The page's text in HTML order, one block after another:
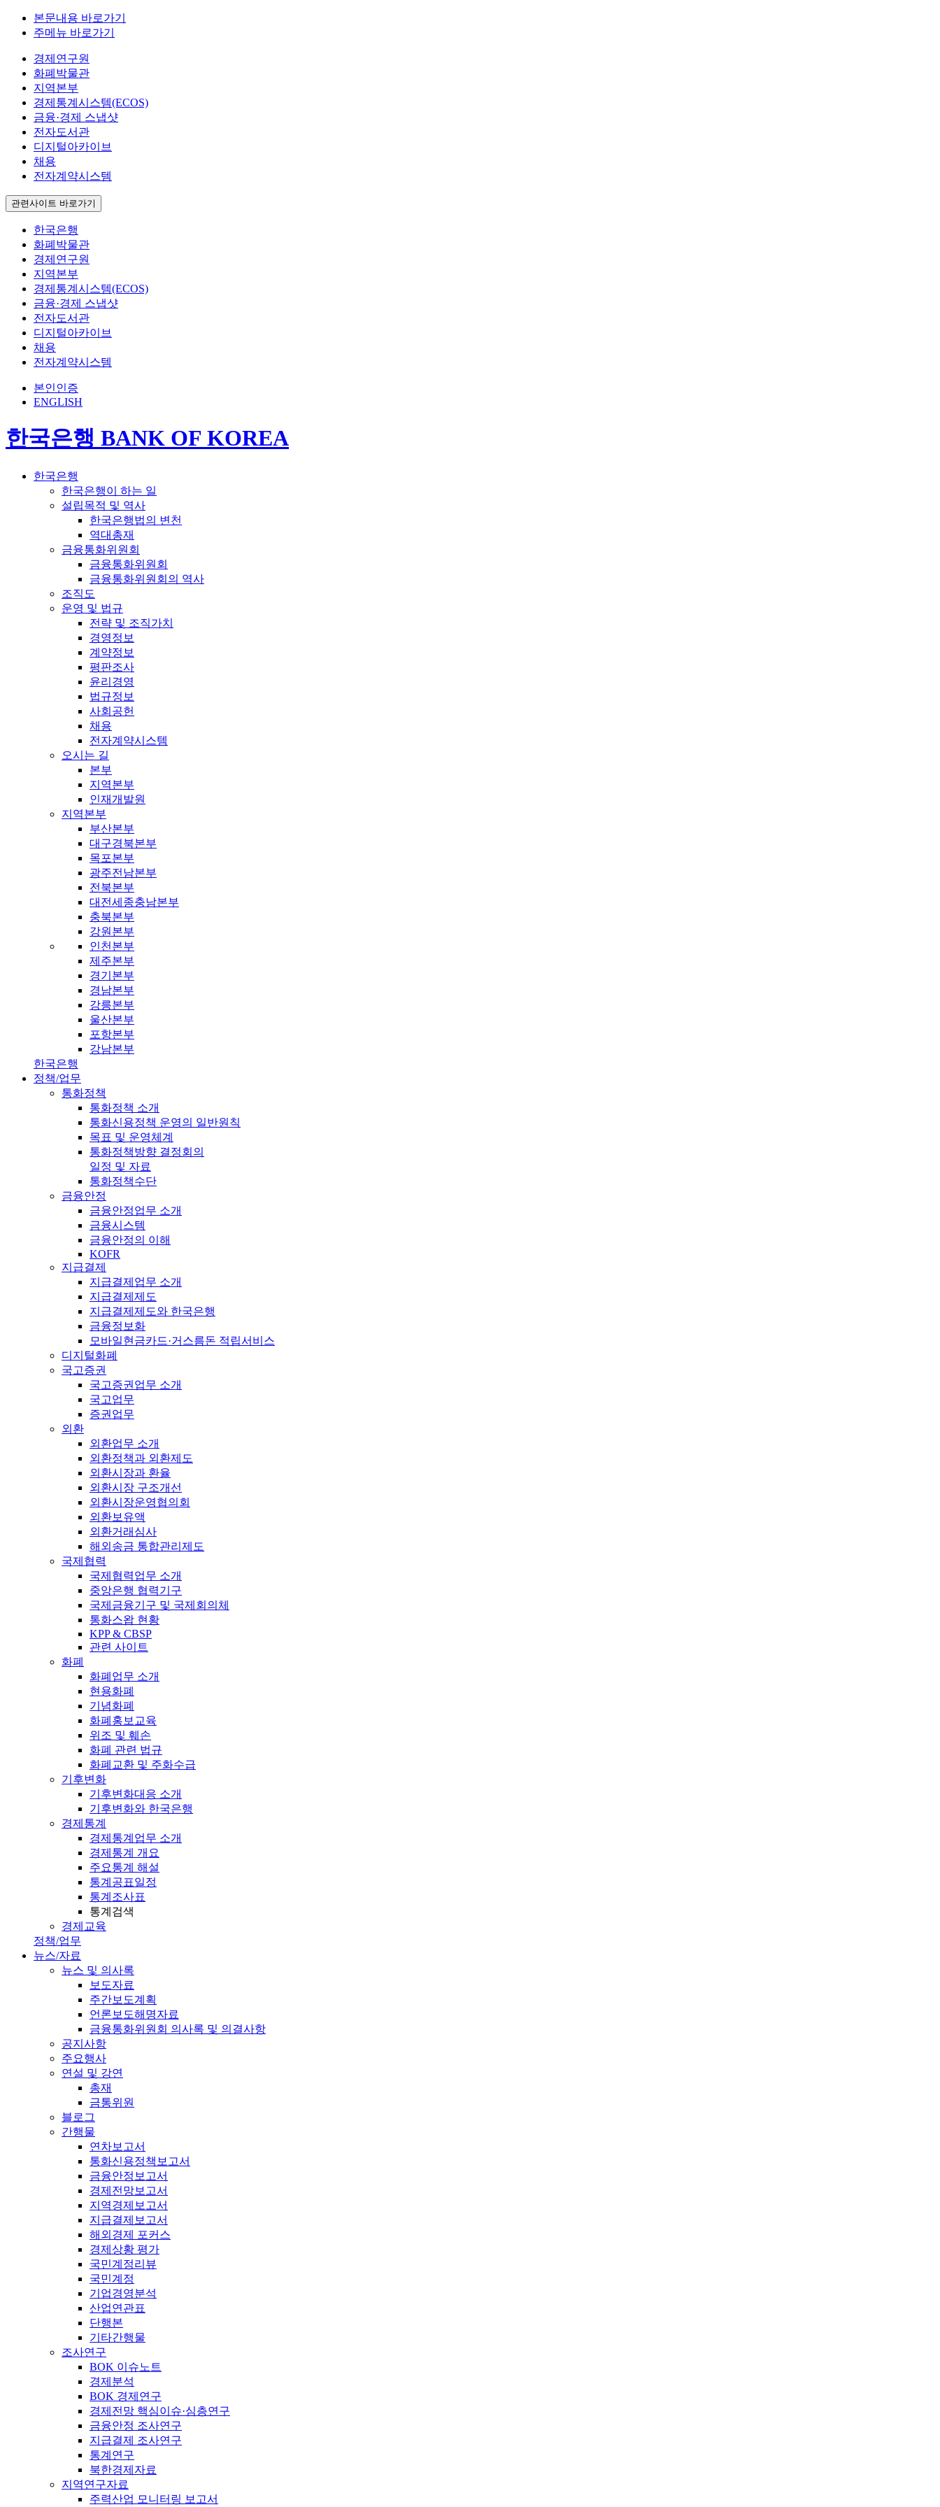
본문내용 바로가기
주메뉴 바로가기
경제연구원
화폐박물관
지역본부
경제통계시스템(ECOS)
금융·경제 스냅샷
전자도서관
디지털아카이브
채용
전자계약시스템
관련사이트 바로가기
한국은행
화폐박물관
경제연구원
지역본부
경제통계시스템(ECOS)
금융·경제 스냅샷
전자도서관
디지털아카이브
채용
전자계약시스템
본인인증
ENGLISH
한국은행 BANK OF KOREA
한국은행
한국은행이 하는 일
설립목적 및 역사
한국은행법의 변천
역대총재
금융통화위원회
금융통화위원회
금융통화위원회의 역사
조직도
운영 및 법규
전략 및 조직가치
경영정보
계약정보
평판조사
윤리경영
법규정보
사회공헌
채용
전자계약시스템
오시는 길
본부
지역본부
인재개발원
지역본부
부산본부
대구경북본부
목포본부
광주전남본부
전북본부
대전세종충남본부
충북본부
강원본부
인천본부
제주본부
경기본부
경남본부
강릉본부
울산본부
포항본부
강남본부
한국은행
정책/업무
통화정책
통화정책 소개
통화신용정책 운영의 일반원칙
목표 및 운영체계
통화정책방향 결정회의
일정 및 자료
통화정책수단
금융안정
금융안정업무 소개
금융시스템
금융안정의 이해
KOFR
지급결제
지급결제업무 소개
지급결제제도
지급결제제도와 한국은행
금융정보화
모바일현금카드·거스름돈 적립서비스
디지털화폐
국고증권
국고증권업무 소개
국고업무
증권업무
외환
외환업무 소개
외환정책과 외환제도
외환시장과 환율
외환시장 구조개선
외환시장운영협의회
외환보유액
외환거래심사
해외송금 통합관리제도
국제협력
국제협력업무 소개
중앙은행 협력기구
국제금융기구 및 국제회의체
통화스왑 현황
KPP & CBSP
관련 사이트
화폐
화폐업무 소개
현용화폐
기념화폐
화폐홍보교육
위조 및 훼손
화폐 관련 법규
화폐교환 및 주화수급
기후변화
기후변화대응 소개
기후변화와 한국은행
경제통계
경제통계업무 소개
경제통계 개요
주요통계 해설
통계공표일정
통계조사표
통계검색
경제교육
정책/업무
뉴스/자료
뉴스 및 의사록
보도자료
주간보도계획
언론보도해명자료
금융통화위원회 의사록 및 의결사항
공지사항
주요행사
연설 및 강연
총재
금통위원
블로그
간행물
연차보고서
통화신용정책보고서
금융안정보고서
경제전망보고서
지역경제보고서
지급결제보고서
해외경제 포커스
경제상황 평가
국민계정리뷰
국민계정
기업경영분석
산업연관표
단행본
기타간행물
조사연구
BOK 이슈노트
경제분석
BOK 경제연구
경제전망 핵심이슈·심층연구
금융안정 조사연구
지급결제 조사연구
통계연구
북한경제자료
지역연구자료
주력산업 모니터링 보고서